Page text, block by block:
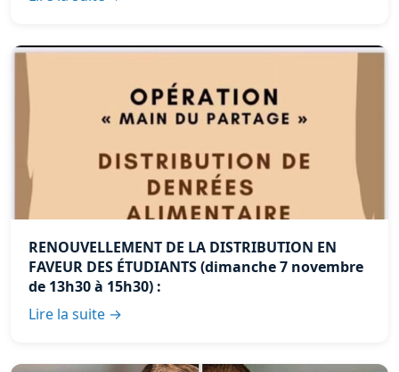
RENOUVELLEMENT DE LA DISTRIBUTION EN
FAVEUR DES ÉTUDIANTS (dimanche 7 novembre
de 13h30 à 15h30) :
Lire la suite →